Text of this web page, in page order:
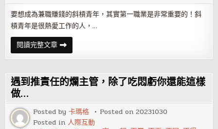
要想成為兼職賺錢的斜槓青年，其實第一職業是非常重要的！斜
槓青年是很熱愛工作的人，…
閱讀完整文章看
別
人
差
賺
錢
慕？
顧
好
本
遇到推責任的爛主管，除了吃悶虧你還能這樣
做…
Posted by卡瑪格 Posted on20231030
Posted in人際互動